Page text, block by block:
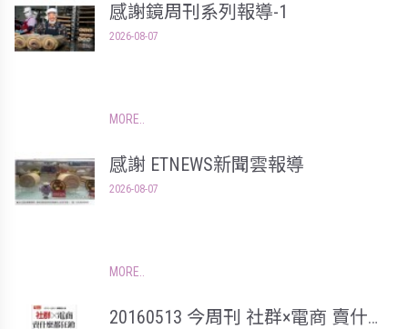
感謝鏡周刊系列報導-1
2026-08-07
MORE
感謝 ETNEWS新聞雲報導
2026-08-07
MORE
20160513 今周刊 社群×電商 賣什麼